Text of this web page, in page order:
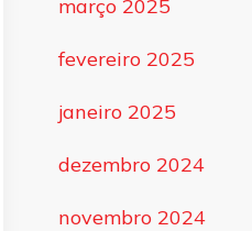
março 2025
fevereiro 2025
janeiro 2025
dezembro 2024
novembro 2024